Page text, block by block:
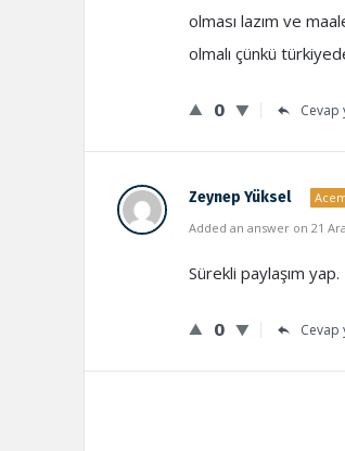
olması lazım ve
olmalı çünkü
0 Cevap
Zeynep Yüksel
Added an answer on 21
Sürekli paylaşım
0 Cevap